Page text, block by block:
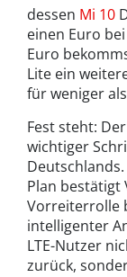
dessen Mi 10
einen Euro
Euro
Lite ein
für weniger
Fest steht:
wichtiger
Plan bestätigt
Vorreiterrolle
intelligenter
LTE-Nutzer
zurück,